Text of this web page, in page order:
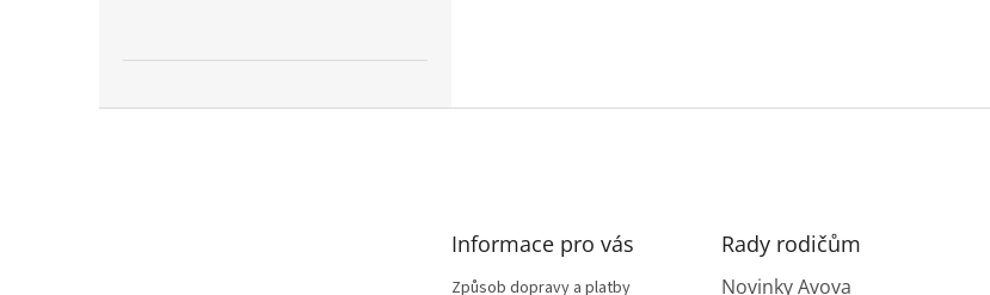
Informace pro vás
Způsob dopravy a platby
Rady rodičům
Novinky Avova